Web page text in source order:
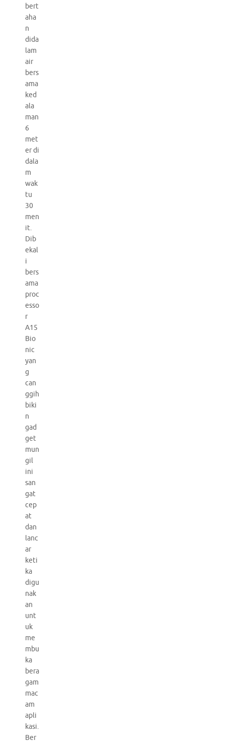
bert
aha
n
dida
lam
air
bers
ama
ked
ala
man
6
met
er di
dala
m
wak
tu
30
men
it.
Dib
ekal
i
bers
ama
proc
esso
r
A15
Bio
nic
yan
g
can
ggih
biki
n
gad
get
mun
gil
ini
san
gat
cep
at
dan
lanc
ar
keti
ka
digu
nak
an
unt
uk
me
mbu
ka
bera
gam
mac
am
apli
kasi.
Ber